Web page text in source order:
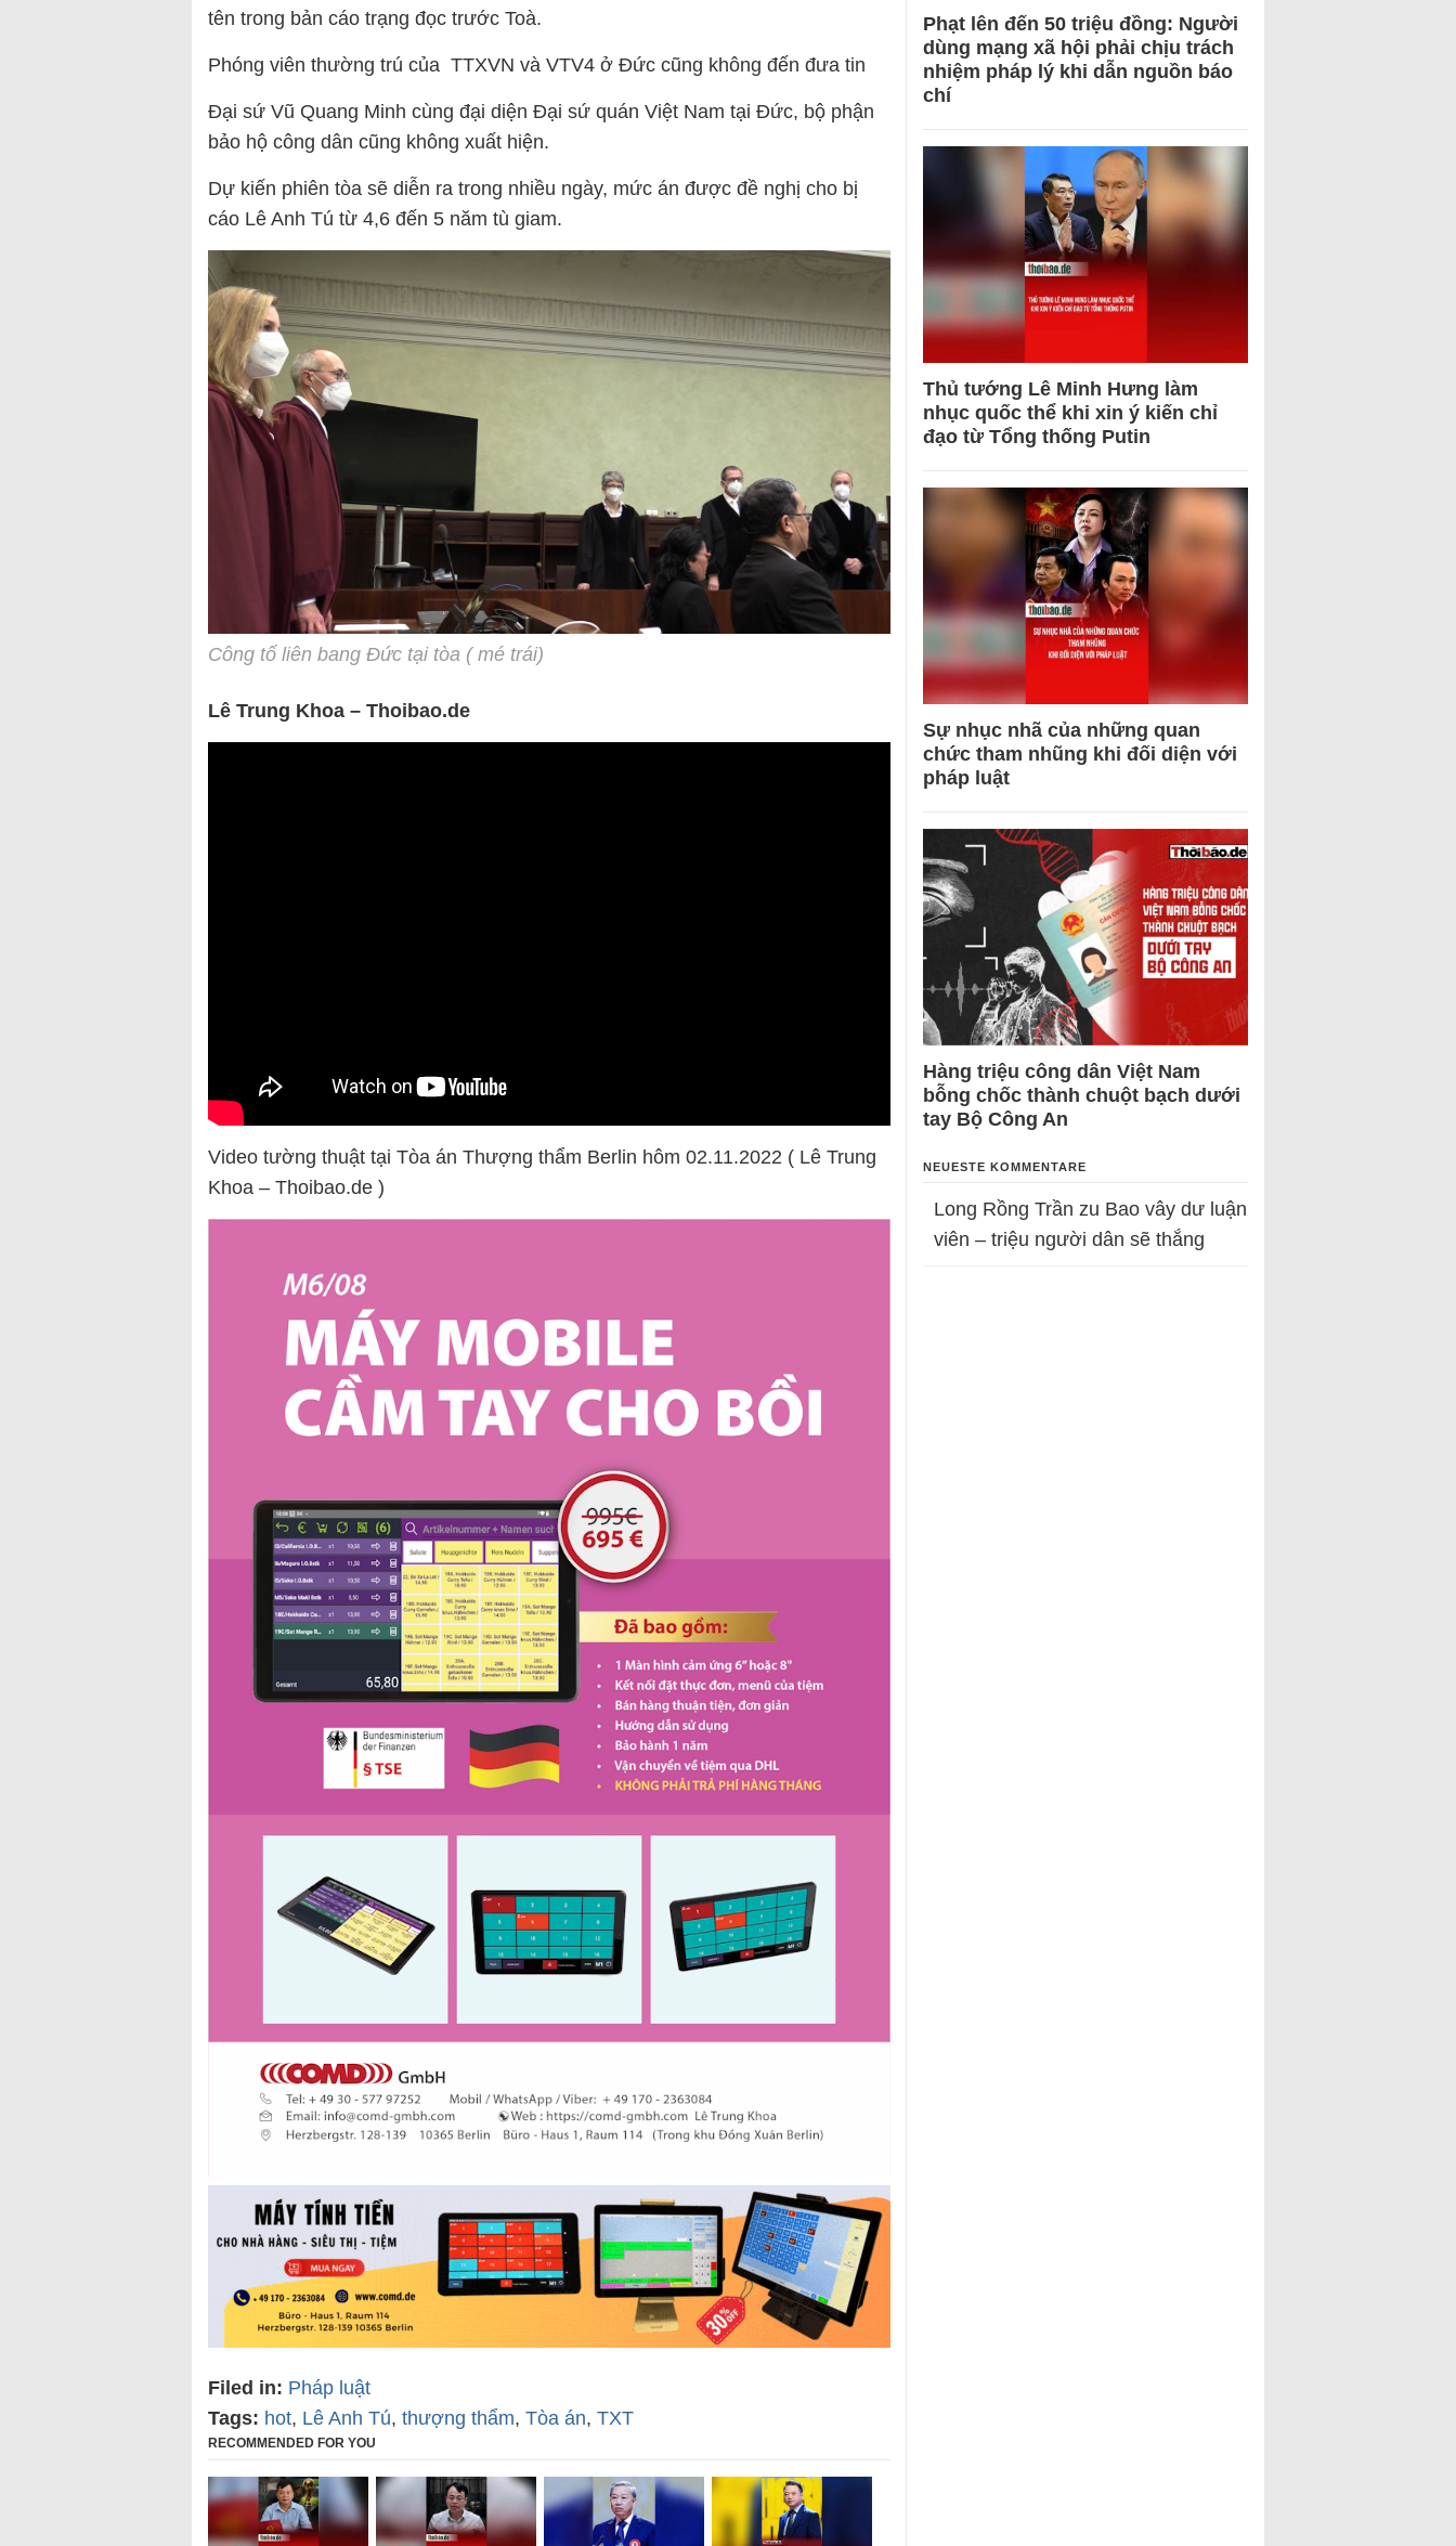
tên trong bản cáo trạng đọc trước Toà.
Phóng viên thường trú của TTXVN và VTV4 ở Đức cũng không đến đưa tin
Đại sứ Vũ Quang Minh cùng đại diện Đại sứ quán Việt Nam tại Đức, bộ phận
bảo hộ công dân cũng không xuất hiện.
Dự kiến phiên tòa sẽ diễn ra trong nhiều ngày, mức án được đề nghị cho bị
cáo Lê Anh Tú từ 4,6 đến 5 năm tù giam.
Công tố liên bang Đức tại tòa ( mé trái)
Lê Trung Khoa – Thoibao.de
Video tường thuật tại Tòa án Thượng thẩm Berlin hôm 02.11.2022 ( Lê Trung
Khoa – Thoibao.de )
Filed in: Pháp luật
Tags: hot, Lê Anh Tú, thượng thẩm, Tòa án, TXT
RECOMMENDED FOR YOU
Phạt lên đến 50 triệu đồng: Người
dùng mạng xã hội phải chịu trách
nhiệm pháp lý khi dẫn nguồn báo
chí
Thủ tướng Lê Minh Hưng làm
nhục quốc thể khi xin ý kiến chỉ
đạo từ Tổng thống Putin
Sự nhục nhã của những quan
chức tham nhũng khi đối diện với
pháp luật
Hàng triệu công dân Việt Nam
bỗng chốc thành chuột bạch dưới
tay Bộ Công An
NEUESTE KOMMENTARE
Long Rồng Trần zu Bao vây dư luận
viên – triệu người dân sẽ thắng